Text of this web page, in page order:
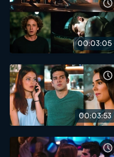
00:03:05
00:03:53